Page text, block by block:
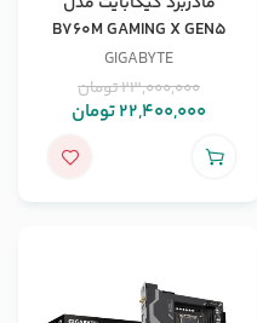
B760M GAMING X GEN5
GIGABYTE
23,000,000تومان
22,400,000تومان